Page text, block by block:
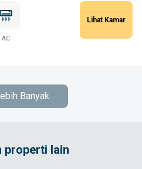
AC
Lihat Kamar
Banyak
properti lain